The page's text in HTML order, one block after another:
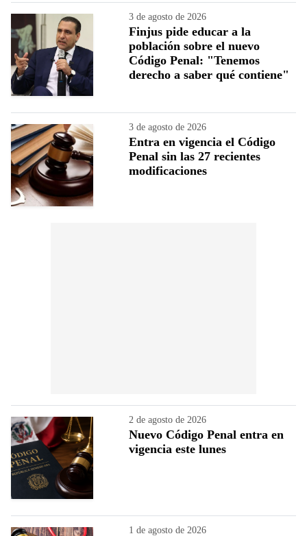
3 de agosto de 2026
Finjus pide educar a la
población sobre el nuevo
Código Penal: "Tenemos
derecho a saber qué contiene"
3 de agosto de 2026
Entra en vigencia el Código
Penal sin las 27 recientes
modificaciones
2 de agosto de 2026
Nuevo Código Penal entra en
vigencia este lunes
1 de agosto de 2026